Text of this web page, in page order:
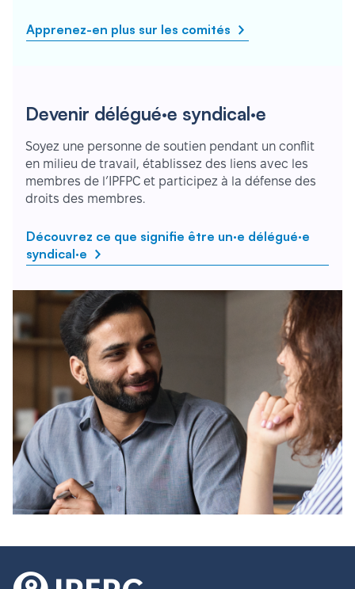
Apprenez-en plus sur les comités
Devenir délégué·e syndical·e
Soyez une personne de soutien pendant un conflit
en milieu de travail, établissez des liens avec les
membres de l’IPFPC et participez à la défense des
droits des membres.
Découvrez ce que signifie être un·e délégué·e
syndical·e